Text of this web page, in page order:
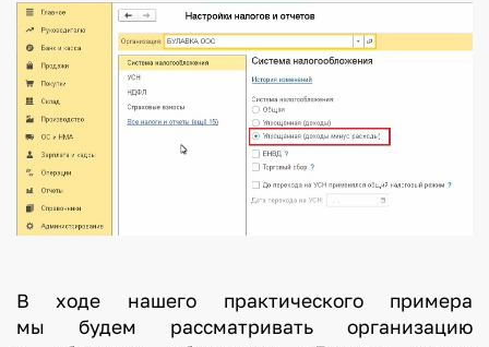
В ходе нашего практического примера
мы будем рассматривать организацию